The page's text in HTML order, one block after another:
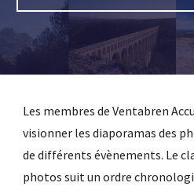
Les membres de Ventabren
visionner les diaporamas des
de différents évènements. Le
photos suit un ordre